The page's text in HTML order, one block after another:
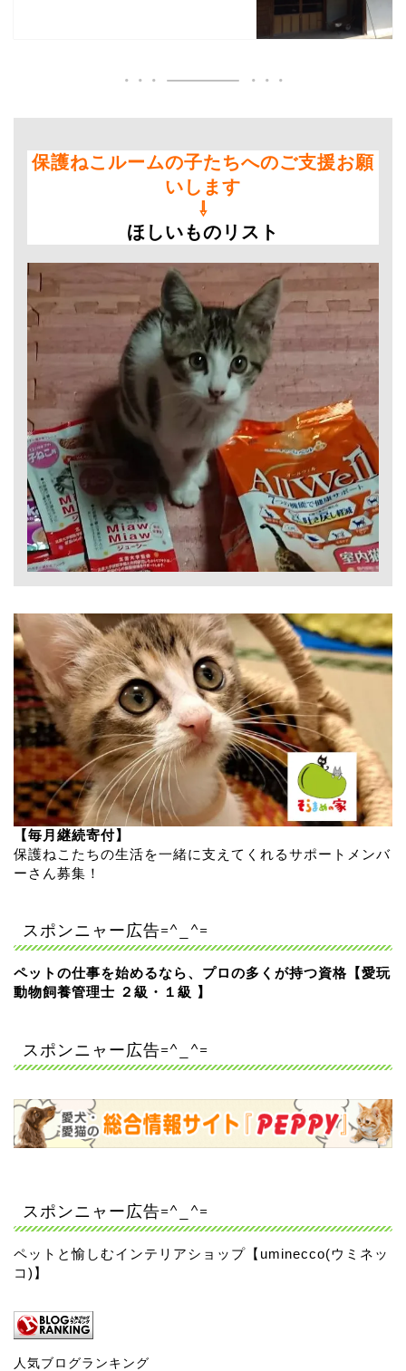
保護ねこルームの子たちへのご支援お願
いします
⇩
ほしいものリスト
【毎月継続寄付】
保護ねこたちの生活を一緒に支えてくれるサポートメンバ
ーさん募集！
スポンニャー広告=^_^=
ペットの仕事を始めるなら、プロの多くが持つ資格【愛玩
動物飼養管理士 ２級・１級 】
スポンニャー広告=^_^=
スポンニャー広告=^_^=
ペットと愉しむインテリアショップ【uminecco(ウミネッ
コ)】
人気ブログランキング